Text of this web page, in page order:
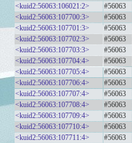
<kuid2:56063:106021:2>
#56063
<kuid2:56063:107700:3>
#56063
<kuid2:56063:107701:3>
#56063
<kuid2:56063:107702:3>
#56063
<kuid2:56063:107703:3>
#56063
<kuid2:56063:107704:4>
#56063
<kuid2:56063:107705:4>
#56063
<kuid2:56063:107706:4>
#56063
<kuid2:56063:107707:4>
#56063
<kuid2:56063:107708:4>
#56063
<kuid2:56063:107709:4>
#56063
<kuid2:56063:107710:4>
#56063
<kuid2:56063:107711:4>
#56063